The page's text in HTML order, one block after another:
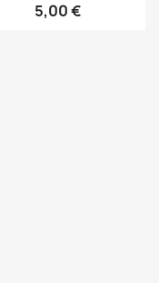
5,00 €